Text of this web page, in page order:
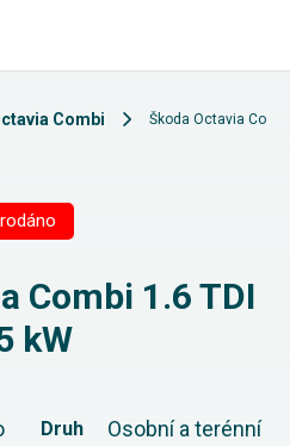
Combi Škoda Octavia
Combi 1.6 TDI
kW
Druh Osobní a terénní